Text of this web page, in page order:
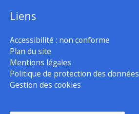
Liens
Accessibilité : non conforme
Plan du site
Mentions légales
Politique de protection des données
Gestion des cookies